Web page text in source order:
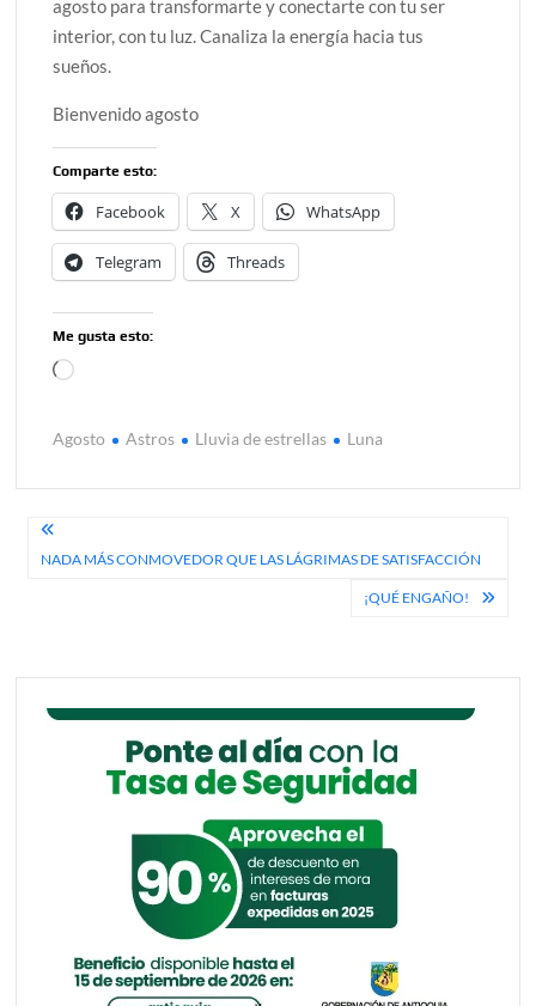
agosto para transformarte y conectarte con tu ser
interior, con tu luz. Canaliza la energía hacia tus
sueños.
Bienvenido agosto
Comparte esto:
Facebook X WhatsApp
Telegram Threads
Me gusta esto:
Cargando...
Agosto Astros Lluvia de estrellas Luna
Navegación
de
NADA MÁS CONMOVEDOR QUE LAS LÁGRIMAS DE SATISFACCIÓN
¡QUÉ ENGAÑO!